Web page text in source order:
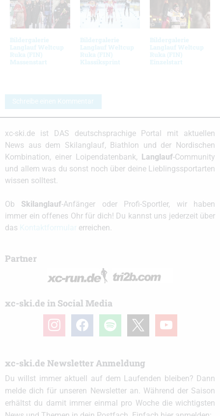
Bildergalerie
Langlauf Weltcup
Ruka (FIN)
Massenstart
Bildergalerie
Langlauf Weltcup
Ruka (FIN)
Klassiksprint
Bildergalerie
Langlauf Weltcup
Ruka (FIN)
Einzelstart
Schreibe einen Kommentar
xc-ski.de ist DAS deutschsprachige Portal mit aktuellen
News aus dem Skilanglauf, Biathlon und der Nordischen
Kombination, einer Loipendatenbank,
Langlauf-Community
und allem was du sonst noch über deine Lieblingssportarten
wissen solltest.
Ob Skilanglauf-Anfänger oder Profi-Sportler, wir haben
immer ein offenes Ohr für dich! Du kannst uns jederzeit über
das
erreichen.
Partner
xc-ski.de in Social Media
instagramfacebook spotify youtube
xc-ski.de Newsletter Anmeldung
Du willst immer aktuell auf dem Laufenden bleiben? Dann
melde dich für unseren Newsletter an. Während der Saison
erhältst du damit immer einmal pro Woche die wichtigsten